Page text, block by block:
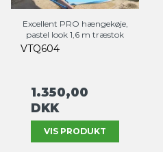
Excellent PRO hængekøje,
pastel look 1,6 m træstok
VTQ604
1.350,00
DKK
VIS PRODUKT